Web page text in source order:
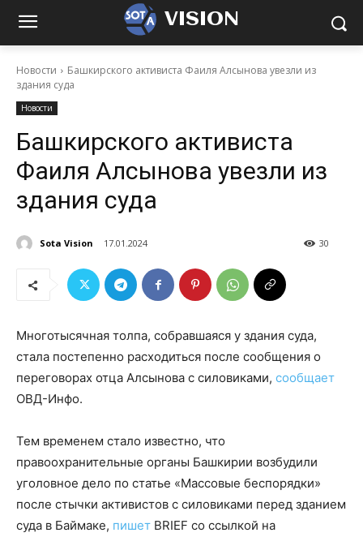
VISION
Новости
Башкирского активиста Фаиля Алсынова увезли из
здания суда
Новости
Башкирского активиста
Фаиля Алсынова увезли из
здания суда
Sota Vision 17.01.2024 30
Многотысячная толпа, собравшаяся у здания суда,
стала постепенно расходиться после сообщения о
переговорах отца Алсынова с силовиками, сообщает
ОВД-Инфо.
Тем временем стало известно, что
правоохранительные органы Башкирии возбудили
уголовное дело по статье «Массовые беспорядки»
после стычки активистов с силовиками перед зданием
суда в Баймаке, пишет BRIEF со ссылкой на